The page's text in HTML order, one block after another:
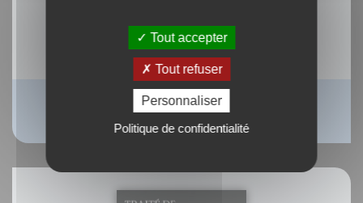
La mémoire du soleil
Dr. Hubert Larcher
Tout accepter
Tout refuser
Personnaliser
Politique de confidentialité